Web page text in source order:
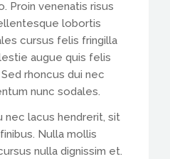
Proin venenatis risus
lobortis
cursus felis fringilla
augue quis felis
rhoncus dui nec
nunc sodales.
nec lacus hendrerit, sit
Nulla mollis
nulla dignissim et.